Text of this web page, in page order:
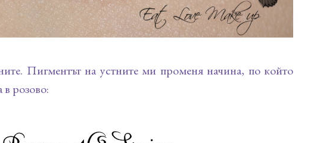
Пигментът на устните ми променя начина, по който
розово: